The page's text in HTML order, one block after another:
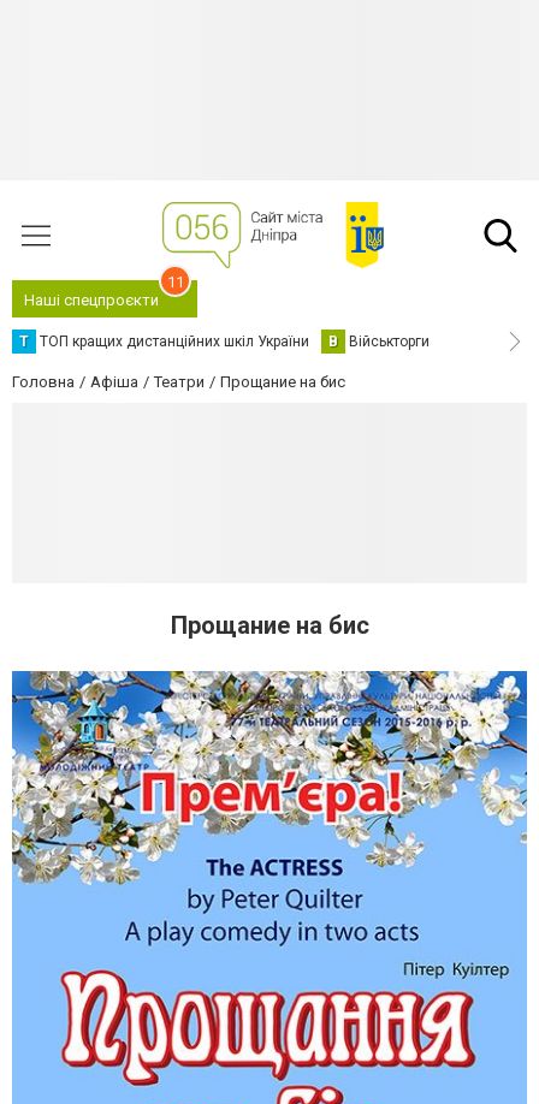
Наші спецпроєкти
11
Т ТОП кращих дистанційних шкіл України В Військторги
Головна Афіша Театри Прощание на бис
Прощание на бис